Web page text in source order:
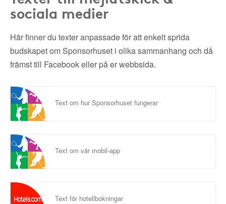
sociala medier
Här finner du texter anpassade för att enkelt sprida
budskapet om Sponsorhuset i olika sammanhang och då
främst till Facebook eller på er webbsida.
Text om hur Sponsorhuset fungerar
Text om vår mobil-app
Text för hotellbokningar